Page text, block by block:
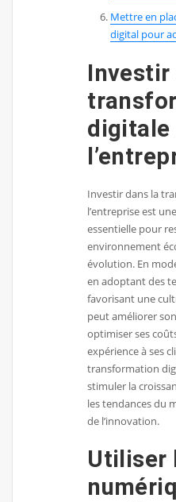
Mettre en
digital pour
Investir
digitale
Investir dans la
l’entreprise est
essentielle pour
environnement
évolution. En
en adoptant des
favorisant une
peut améliorer
optimiser ses
expérience à ses
transformation
stimuler la
les tendances du
de l’innovation.
Utiliser